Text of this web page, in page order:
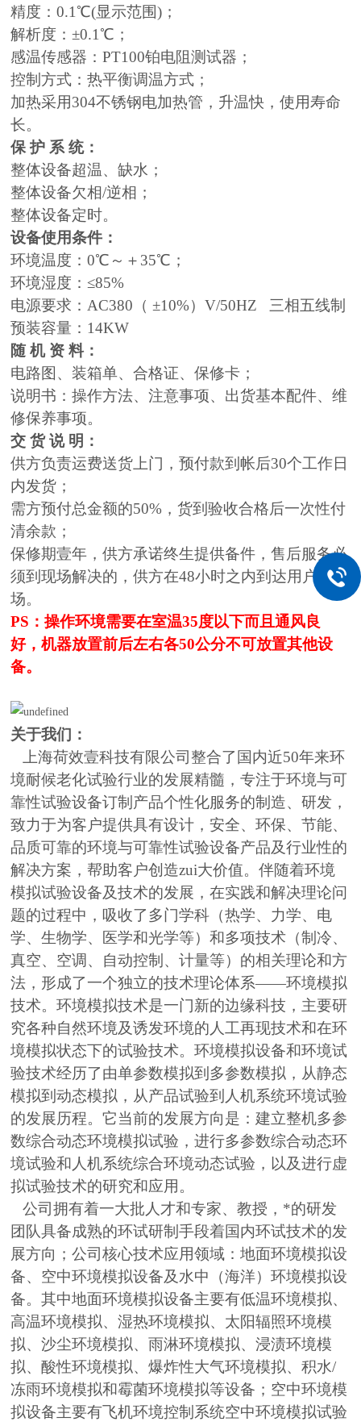
精度：0.1℃(显示范围)；
解析度：±0.1℃；
感温传感器：PT100铂电阻测试器；
控制方式：热平衡调温方式；
加热采用304不锈钢电加热管，升温快，使用寿命
长。
保 护 系 统：
整体设备超温、缺水；
整体设备欠相/逆相；
整体设备定时。
设备使用条件：
环境温度：0℃～＋35℃；
环境湿度：≤85%
电源要求：AC380（ ±10%）V/50HZ 三相五线制
预装容量：14KW
随 机 资 料：
电路图、装箱单、合格证、保修卡；
说明书：操作方法、注意事项、出货基本配件、维
修保养事项。
交 货 说 明：
供方负责运费送货上门，预付款到帐后30个工作日
内发货；
需方预付总金额的50%，货到验收合格后一次性付
清余款；
保修期壹年，供方承诺终生提供备件，售后服务必
须到现场解决的，供方在48小时之内到达用户现
场。
PS：操作环境需要在室温35度以下而且通风良
好，机器放置前后左右各50公分不可放置其他设
备。
关于我们：
上海荷效壹科技有限公司整合了国内近50年来环
境耐候老化试验行业的发展精髓，专注于环境与可
靠性试验设备订制产品个性化服务的制造、研发，
致力于为客户提供具有设计，安全、环保、节能、
品质可靠的环境与可靠性试验设备产品及行业性的
解决方案，帮助客户创造zui大价值。伴随着环境
模拟试验设备及技术的发展，在实践和解决理论问
题的过程中，吸收了多门学科（热学、力学、电
学、生物学、医学和光学等）和多项技术（制冷、
真空、空调、自动控制、计量等）的相关理论和方
法，形成了一个独立的技术理论体系——环境模拟
技术。环境模拟技术是一门新的边缘科技，主要研
究各种自然环境及诱发环境的人工再现技术和在环
境模拟状态下的试验技术。环境模拟设备和环境试
验技术经历了由单参数模拟到多参数模拟，从静态
模拟到动态模拟，从产品试验到人机系统环境试验
的发展历程。它当前的发展方向是：建立整机多参
数综合动态环境模拟试验，进行多参数综合动态环
境试验和人机系统综合环境动态试验，以及进行虚
拟试验技术的研究和应用。
公司拥有着一大批人才和专家、教授，*的研发
团队具备成熟的环试研制手段着国内环试技术的发
展方向；公司核心技术应用领域：地面环境模拟设
备、空中环境模拟设备及水中（海洋）环境模拟设
备。其中地面环境模拟设备主要有低温环境模拟、
高温环境模拟、湿热环境模拟、太阳辐照环境模
拟、沙尘环境模拟、雨淋环境模拟、浸渍环境模
拟、酸性环境模拟、爆炸性大气环境模拟、积水/
冻雨环境模拟和霉菌环境模拟等设备；空中环境模
拟设备主要有飞机环境控制系统空中环境模拟试验